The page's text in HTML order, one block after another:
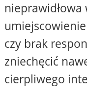
nieprawidłowa
czy brak
zniechęcić
cierpliwego